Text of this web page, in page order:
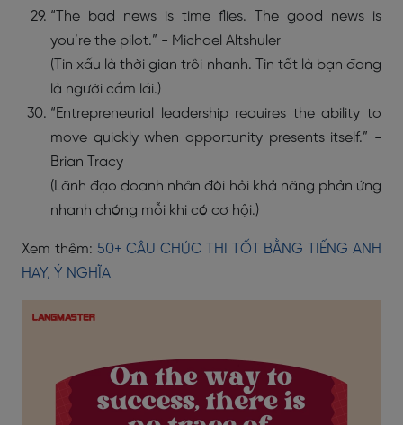
“The bad news is time flies. The good news is
you’re the pilot.” - Michael Altshuler
(Tin xấu là thời gian trôi nhanh. Tin tốt là bạn đang
là người cầm lái.)
“Entrepreneurial leadership requires the ability to
move quickly when opportunity presents itself.” -
Brian Tracy
(Lãnh đạo doanh nhân đòi hỏi khả năng phản ứng
nhanh chóng mỗi khi có cơ hội.)
Xem thêm: 50+ CÂU CHÚC THI TỐT BẰNG TIẾNG ANH
HAY, Ý NGHĨA